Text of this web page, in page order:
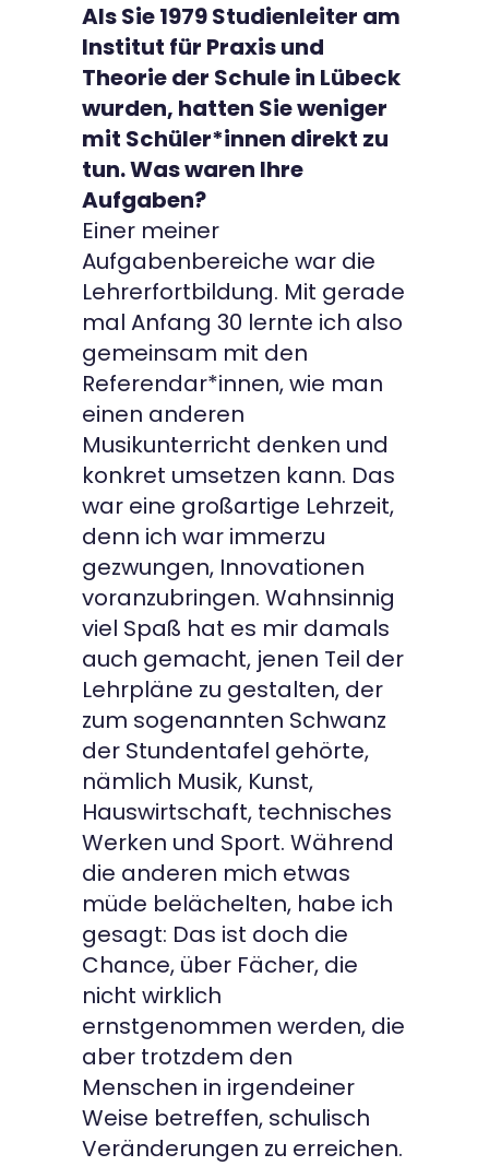
Als Sie 1979 Studienleiter am
Institut für Praxis und
Theorie der Schule in Lübeck
wurden, hatten Sie weniger
mit Schüler*innen direkt zu
tun. Was waren Ihre
Aufgaben?
Einer meiner
Aufgabenbereiche war die
Lehrerfortbildung. Mit gerade
mal Anfang 30 lernte ich also
gemeinsam mit den
Referendar*innen, wie man
einen anderen
Musikunterricht denken und
konkret umsetzen kann. Das
war eine großartige Lehrzeit,
denn ich war immerzu
gezwungen, Innovationen
voranzubringen. Wahnsinnig
viel Spaß hat es mir damals
auch gemacht, jenen Teil der
Lehrpläne zu gestalten, der
zum sogenannten Schwanz
der Stundentafel gehörte,
nämlich Musik, Kunst,
Hauswirtschaft, technisches
Werken und Sport. Während
die anderen mich etwas
müde belächelten, habe ich
gesagt: Das ist doch die
Chance, über Fächer, die
nicht wirklich
ernstgenommen werden, die
aber trotzdem den
Menschen in irgendeiner
Weise betreffen, schulisch
Veränderungen zu erreichen.